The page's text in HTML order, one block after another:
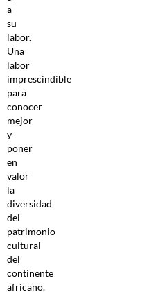
a
su
labor.
Una
labor
imprescindible
para
conocer
mejor
y
poner
en
valor
la
diversidad
del
patrimonio
cultural
del
continente
africano.